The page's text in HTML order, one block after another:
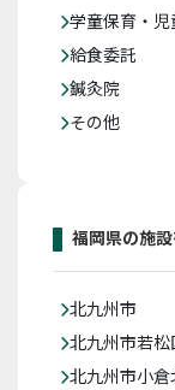
学童保育・児
給食委託
鍼灸院
その他
福岡県の施
北九州市
北九州市若松
北九州市小倉